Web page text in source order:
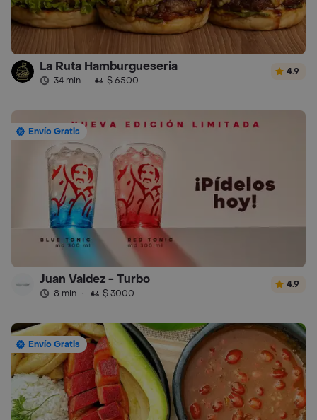
La Ruta Hamburgueseria
34 min · $ 6500
4.9
Envío Gratis
Juan Valdez - Turbo
8 min · $ 3000
4.9
Envío Gratis